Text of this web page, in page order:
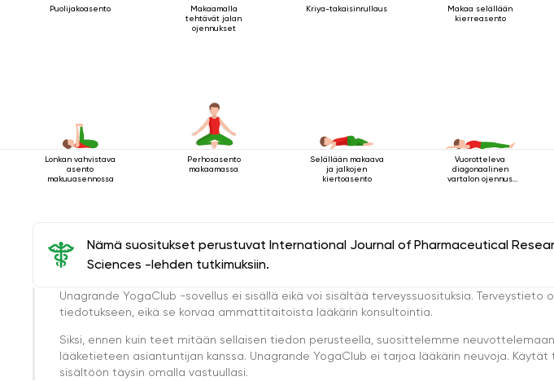
Puolijakoasento
Makaamalla
tehtävät jalan
ojennukset
Kriya-takaisinrullaus
Makaa selällään
kierreasento
Lonkan vahvistava
asento
makuuasennossa
Perhosasento
makaamassa
Selällään makaava
ja jalkojen
kiertoasento
Vuorotteleva
diagonaalinen
vartalon ojennus
Nämä suositukset perustuvat International Journal of Pharmaceutical
Sciences -lehden tutkimuksiin.
Unagrande YogaClub -sovellus ei sisällä eikä voi sisältää terveyssuosituksia. Terveystieto
tiedotukseen, eikä se korvaa ammattitaitoista lääkärin konsultointia.
Siksi, ennen kuin teet mitään sellaisen tiedon perusteella, suosittelemme
lääketieteen asiantuntijan kanssa. Unagrande YogaClub ei tarjoa lääkärin neuvoja.
sisältöön täysin omalla vastuullasi.